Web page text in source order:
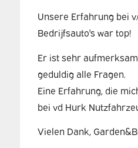
Unsere Erfahrung bei
Bedrijfsauto's war top!
Er ist sehr
geduldig alle Fragen.
Eine Erfahrung, die
bei vd Hurk
Vielen Dank,